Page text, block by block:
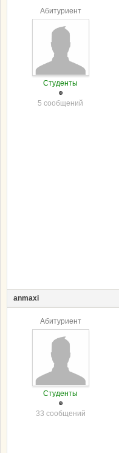
Абитуриент
Студенты
5 сообщений
anmaxi
Абитуриент
Студенты
33 сообщений